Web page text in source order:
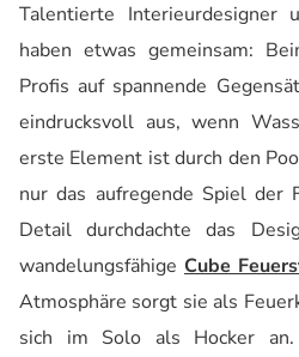
Talentierte Interieurdesigner
haben etwas gemeinsam:
Profis auf spannende
eindrucksvoll aus, wenn
erste Element ist durch den
nur das aufregende Spiel der
Detail durchdachte das
wandelungsfähige Cube Feuer
Atmosphäre sorgt sie als
sich im Solo als Hocker